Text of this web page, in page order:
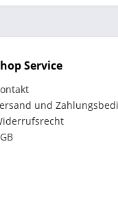
Service
und